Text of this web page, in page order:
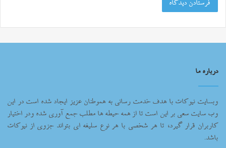
درباره ما
وبسایت نیوکات با هدف خدمت رسانی به هموطنان عزیز ایجاد شده است در این
وب سایت سعی بر این است تا از همه حیطه ها مطلب جمع آوری شده ودر اختیار
کاربران قرار گیرد، تا هر شخصی با هر نوع سلیغه ای بتواند جزوی از نیوکات
باشد.